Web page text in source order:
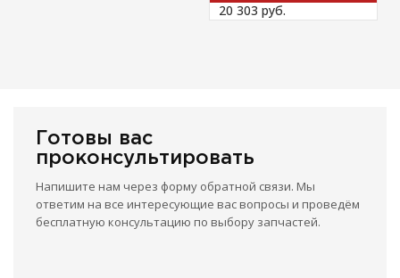
20 303 руб.
Готовы вас
проконсультировать
Напишите нам через форму обратной связи. Мы
ответим на все интересующие вас вопросы и проведём
бесплатную консультацию по выбору запчастей.